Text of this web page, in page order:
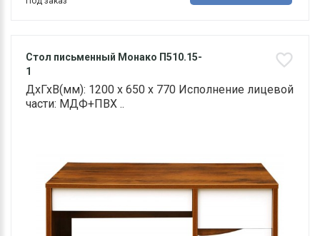
Стол письменный Монако П510.15-
1
ДхГхВ(мм): 1200 х 650 х 770 Исполнение лицевой
части: МДФ+ПВХ ..